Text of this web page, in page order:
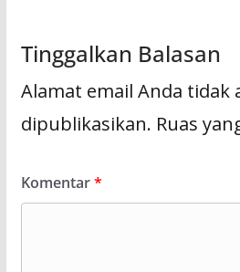
Tinggalkan Balasan
Alamat email Anda tidak
dipublikasikan. Ruas
Komentar*